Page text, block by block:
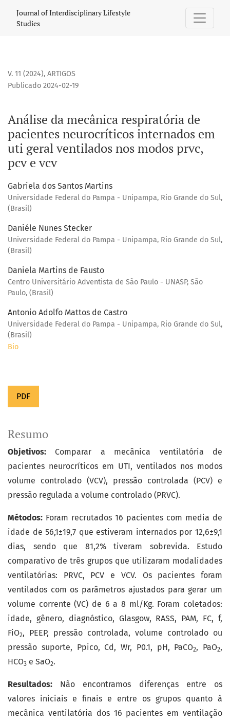
Análise da mecânica respiratória de pacientes
Journal of Interdisciplinary Lifestyle
Studies
V. 11 (2024), ARTIGOS
Análise da mecânica respiratória de
pacientes neurocríticos internados em
uti geral ventilados nos modos prvc,
pcv e vcv
Publicado 2024-02-19
Gabriela dos Santos Martins
Universidade Federal do Pampa - Unipampa, Rio Grande do Sul,
(Brasil)
Daniéle Nunes Stecker
Universidade Federal do Pampa - Unipampa, Rio Grande do Sul,
(Brasil)
Daniela Martins de Fausto
Centro Universitário Adventista de São Paulo - UNASP, São
Paulo, (Brasil)
Antonio Adolfo Mattos de Castro
Universidade Federal do Pampa - Unipampa, Rio Grande do Sul,
(Brasil)
Bio
PDF
Resumo
Objetivos: Comparar a mecânica ventilatória de
pacientes neurocríticos em UTI, ventilados nos modos
volume controlado (VCV), pressão controlada (PCV) e
pressão regulada a volume controlado (PRVC).
Métodos: Foram recrutados 16 pacientes com media de
idade de 56,1±19,7 que estiveram internados por 12,6±9,1
dias, sendo que 81,2% tiveram sobrevida. Estudo
comparativo de três grupos que utilizaram modalidades
ventilatórias: PRVC, PCV e VCV. Os pacientes foram
ventilados com os parâmetros ajustados para gerar um
volume corrente (VC) de 6 a 8 ml/Kg. Foram coletados:
idade, gênero, diagnóstico, Glasgow, RASS, PAM, FC, f,
FiO2, PEEP, pressão controlada, volume controlado ou
pressão suporte, Ppico, Cd, Wr, P0.1, pH, PaCO2, PaO2,
HCO3 e SaO2.
Resultados: Não encontramos diferenças entre os
valores iniciais e finais e entre os grupos quanto à
mecânica ventilatória dos 16 pacientes em ventilação